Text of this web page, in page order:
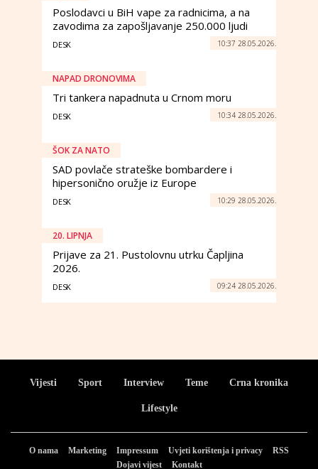
Poslodavci u BiH vape za radnicima, a na
zavodima za zapošljavanje 250.000 ljudi
DESK 10:37 28.05.2026.
NAPAD DRONOVIMA
Tri tankera napadnuta u Crnom moru
DESK 10:34 28.05.2026.
ŠOK ZA NATO
SAD povlače strateške bombardere i
hipersonično oružje iz Europe
DESK 10:29 28.05.2026.
20. LIPNJA
Prijave za 21. Pustolovnu utrku Čapljina
2026.
DESK 09:24 28.05.2026.
Vijesti Sport Interview Teme Crna kronika
Lifestyle
O nama Marketing Impressum Uvjeti korištenja i privacy
RSS
Dojavi vijest
Kontakt